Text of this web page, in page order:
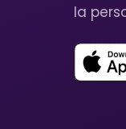
la